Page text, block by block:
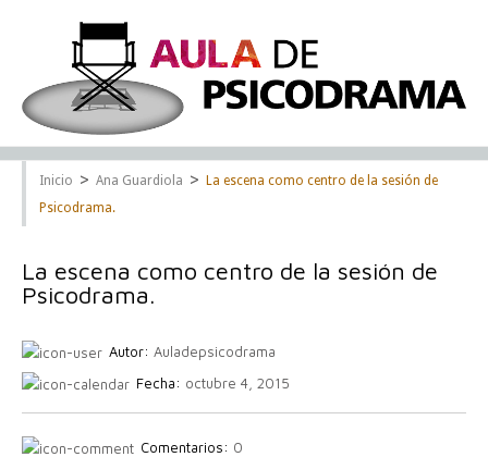
Inicio > Ana Guardiola >
La escena como centro de la sesión de
Psicodrama.
La escena como centro de la sesión de
Psicodrama.
Autor: Auladepsicodrama
Fecha: octubre 4, 2015
Comentarios: 0